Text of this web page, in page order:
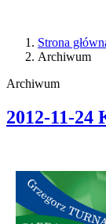
Strona
Archiwum
Archiwum
2012-11-24